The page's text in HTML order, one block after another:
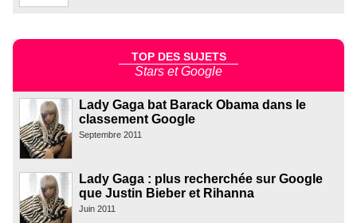
TOP DES SUJETS
Stars et Google
Lady Gaga bat Barack Obama dans le
classement Google
Septembre 2011
Lady Gaga : plus recherchée sur Google
que Justin Bieber et Rihanna
Juin 2011